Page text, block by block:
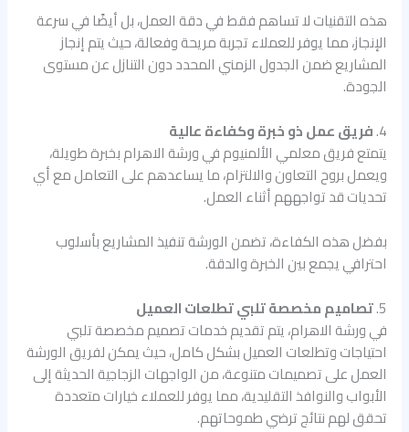
هذه التقنيات لا تساهم فقط في دقة العمل، بل أيضًا في سرعة
الإنجاز، مما يوفر للعملاء تجربة مريحة وفعالة، حيث يتم إنجاز
المشاريع ضمن الجدول الزمني المحدد دون التنازل عن مستوى
الجودة.
4. فريق عمل ذو خبرة وكفاءة عالية
يتمتع فريق معلمي الألمنيوم في ورشة الاهرام بخبرة طويلة،
ويعمل بروح التعاون والالتزام، ما يساعدهم على التعامل مع أي
تحديات قد تواجههم أثناء العمل.
بفضل هذه الكفاءة، تضمن الورشة تنفيذ المشاريع بأسلوب
احترافي يجمع بين الخبرة والدقة.
5. تصاميم مخصصة تلبي تطلعات العميل
في ورشة الاهرام، يتم تقديم خدمات تصميم مخصصة تلبي
احتياجات وتطلعات العميل بشكل كامل، حيث يمكن لفريق الورشة
العمل على تصميمات متنوعة، من الواجهات الزجاجية الحديثة إلى
الأبواب والنوافذ التقليدية، مما يوفر للعملاء خيارات متعددة
تحقق لهم نتائج ترضي طموحاتهم.